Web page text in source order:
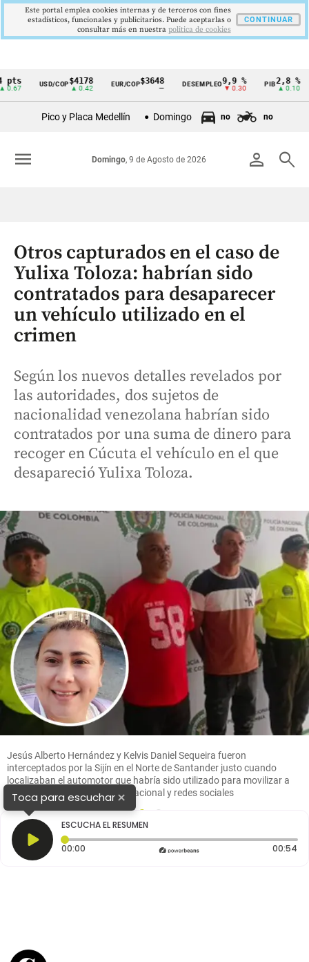
Cintillo
Colombia
USD/COP$4178
▲ 0.42
EUR/COP$3648
—
DESEMPLEO9,9 %
▼ 0.30
PIB 2,8 %
▲ 0.10
Pico y Placa Medellín Domingo no no
person search
Domingo, 9 de Agosto de 2026
menu
Otros capturados en el caso de
Yulixa Toloza: habrían sido
contratados para desaparecer
un vehículo utilizado en el
crimen
Según los nuevos detalles revelados por
las autoridades, dos sujetos de
nacionalidad venezolana habrían sido
contratados por una suma de dinero para
recoger en Cúcuta el vehículo en el que
desapareció Yulixa Toloza.
Jesús Alberto Hernández y Kelvis Daniel Sequeira fueron
interceptados por la Sijín en el Norte de Santander justo cuando
localizaban el automotor que habría sido utilizado para movilizar a
Yulixa Toloza. FOTO: Policía Nacional y redes sociales
Toca para escuchar×
ESCUCHA EL RESUMEN
00:00 Tiempo transcurrido: 0 segundos 00:54
Este portal emplea cookies internas y de terceros con fines
estadísticos, funcionales y publicitarios. Puede aceptarlas o
consultar más en nuestra politica de cookies
CONTINUAR